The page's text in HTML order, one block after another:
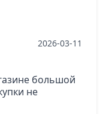
2026-03-11
большой
не